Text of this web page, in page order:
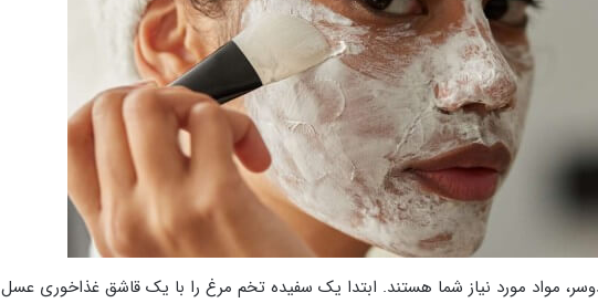
مواد مورد نیاز شما هستند. ابتدا یک سفیده تخم مرغ را با یک قاشق غذاخوری عسل